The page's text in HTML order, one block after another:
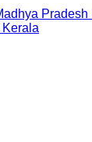
Pradesh
Kerala